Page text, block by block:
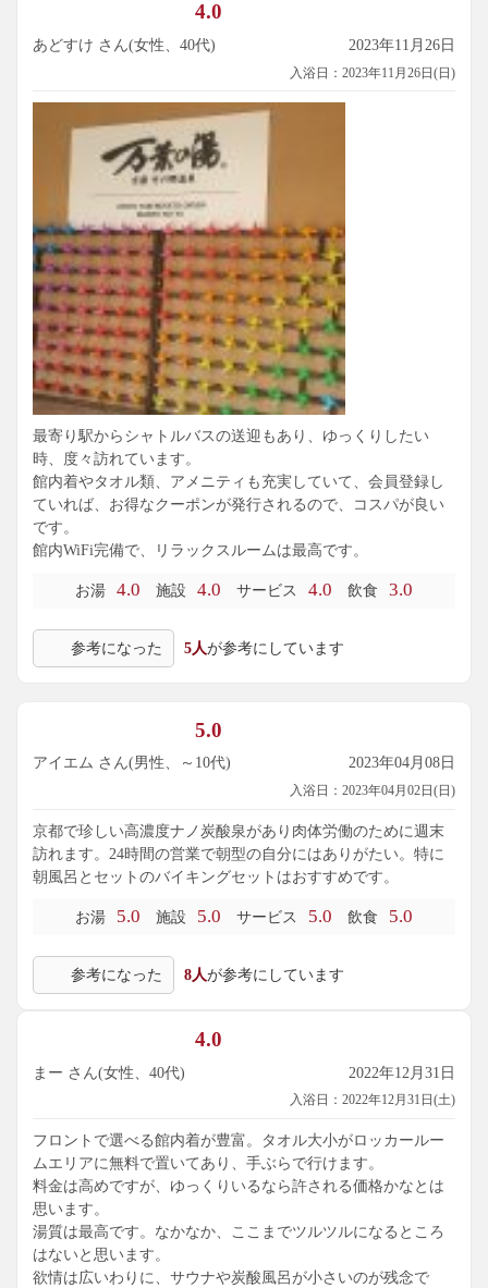
4.0
あどすけ さん(女性、40代) 2023年11月26日
入浴日：2023年11月26日(日)
最寄り駅からシャトルバスの送迎もあり、ゆっくりしたい
時、度々訪れています。
館内着やタオル類、アメニティも充実していて、会員登録し
ていれば、お得なクーポンが発行されるので、コスパが良い
です。
館内WiFi完備で、リラックスルームは最高です。
お湯 4.0 施設 4.0 サービス 4.0 飲食 3.0
参考になった 5人が参考にしています
5.0
アイエム さん(男性、～10代) 2023年04月08日
入浴日：2023年04月02日(日)
京都で珍しい高濃度ナノ炭酸泉があり肉体労働のために週末
訪れます。24時間の営業で朝型の自分にはありがたい。特に
朝風呂とセットのバイキングセットはおすすめです。
お湯 5.0 施設 5.0 サービス 5.0 飲食 5.0
参考になった 8人が参考にしています
4.0
まー さん(女性、40代) 2022年12月31日
入浴日：2022年12月31日(土)
フロントで選べる館内着が豊富。タオル大小がロッカールー
ムエリアに無料で置いてあり、手ぶらで行けます。
料金は高めですが、ゆっくりいるなら許される価格かなとは
思います。
湯質は最高です。なかなか、ここまでツルツルになるところ
はないと思います。
欲情は広いわりに、サウナや炭酸風呂が小さいのが残念で